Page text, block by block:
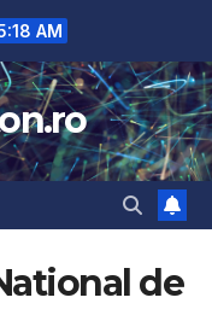
AM
de